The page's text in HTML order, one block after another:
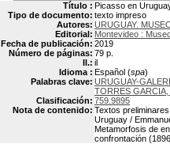
Título : Picasso en
Tipo de documento: texto impreso
Autores: URUGUAY.
Editorial: Montevideo :
Fecha de publicación: 2019
Número de páginas: 79 p.
Il.: il
Idioma : Español (spa)
Palabras clave: URUGUAY-
TORRES
Clasificación: 759.9895
Nota de contenido: Textos
Uruguay /
Metamorfosis de
confrontación